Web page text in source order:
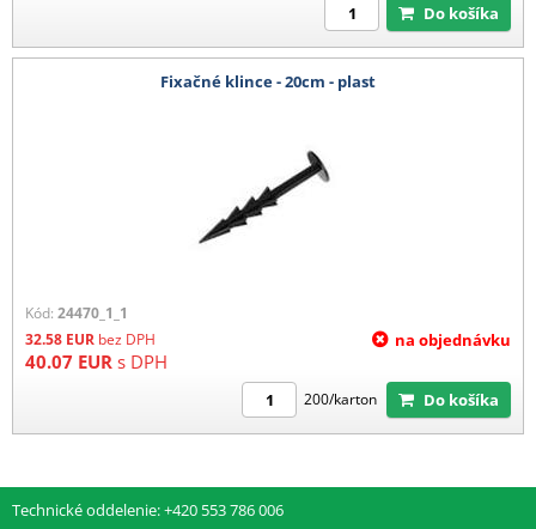
Do košíka
Fixačné klince - 20cm - plast
Kód: 24470_1_1
32.58 EUR bez DPH
40.07 EUR s DPH
na objednávku
200/karton Do košíka
Technické oddelenie: +420 553 786 006